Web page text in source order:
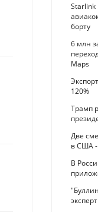
борту
6 млн
Maps
120%
Трамп
Две
в США -
В